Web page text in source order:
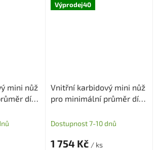
mini nůž
díry
Výprodej40
Vnitřní karbidový mini nůž
pro minimální průměr díry
Dostupnost 7-10 dnů
1 754 Kč / ks